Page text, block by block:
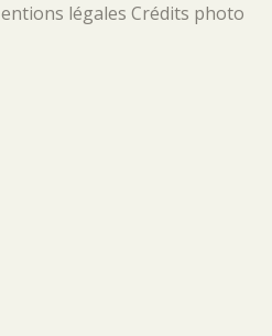
légales Crédits photo